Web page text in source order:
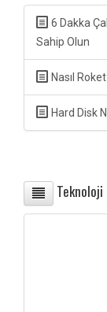
6 Dakka
Sahip Olun
Nasıl
Hard Disk